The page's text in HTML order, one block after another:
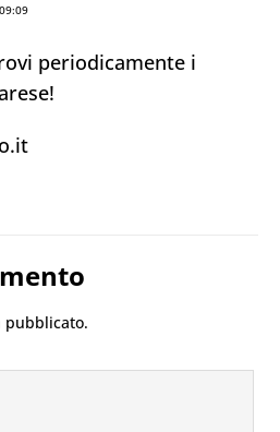
periodicamente i
pubblicato.